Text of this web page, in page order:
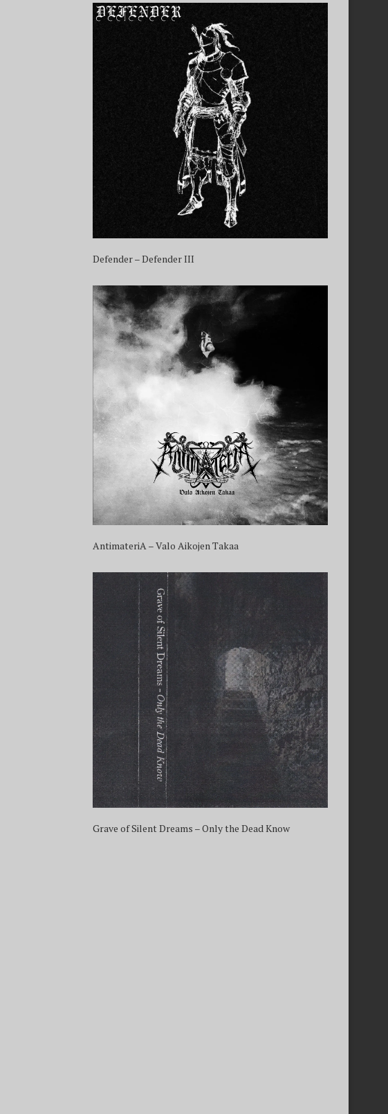
Defender – Defender III
AntimateriA – Valo Aikojen Takaa
Grave of Silent Dreams – Only the Dead Know